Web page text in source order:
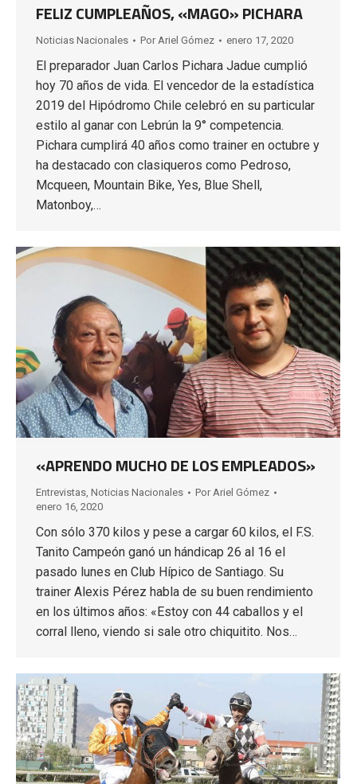
FELIZ CUMPLEAÑOS, «MAGO» PICHARA
Noticias Nacionales Por Ariel Gómez enero 17, 2020
El preparador Juan Carlos Pichara Jadue cumplió
hoy 70 años de vida. El vencedor de la estadística
2019 del Hipódromo Chile celebró en su particular
estilo al ganar con Lebrún la 9° competencia.
Pichara cumplirá 40 años como trainer en octubre y
ha destacado con clasiqueros como Pedroso,
Mcqueen, Mountain Bike, Yes, Blue Shell,
Matonboy,…
«APRENDO MUCHO DE LOS EMPLEADOS»
Entrevistas Noticias Nacionales Por Ariel Gómez
enero 16, 2020
Con sólo 370 kilos y pese a cargar 60 kilos, el F.S.
Tanito Campeón ganó un hándicap 26 al 16 el
pasado lunes en Club Hípico de Santiago. Su
trainer Alexis Pérez habla de su buen rendimiento
en los últimos años: «Estoy con 44 caballos y el
corral lleno, viendo si sale otro chiquitito. Nos…